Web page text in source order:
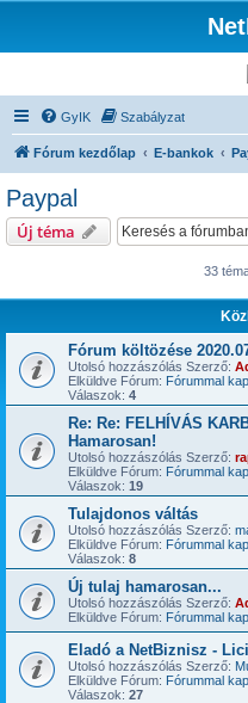
GyIK Szabályzat
Fórum kezdőlap E-bankok
Paypal
Új téma
33
Fórum költözése
Utolsó hozzászólás Szerző:
Elküldve Fórum: Fórummal
Válaszok: 4
Re: Re: FELHÍVÁS
Hamarosan!
Utolsó hozzászólás Szerző:
Elküldve Fórum: Fórummal
Válaszok: 19
Tulajdonos váltás
Utolsó hozzászólás Szerző:
Elküldve Fórum: Fórummal
Válaszok: 8
Új tulaj hamarosan...
Utolsó hozzászólás Szerző:
Elküldve Fórum: Fórummal
Eladó a NetBiznisz -
Utolsó hozzászólás Szerző:
Elküldve Fórum: Fórummal
Válaszok: 27